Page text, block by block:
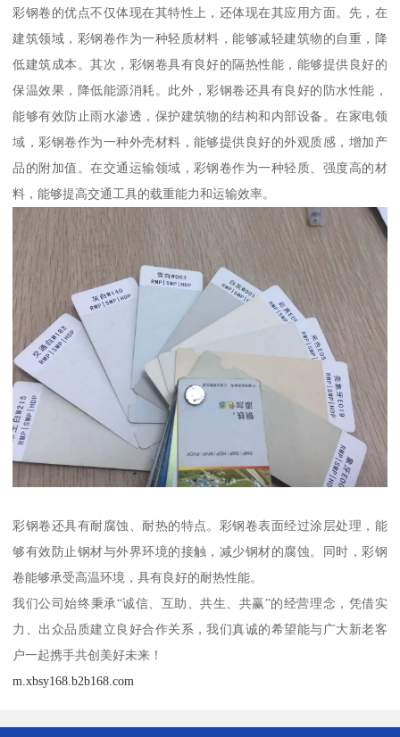
彩钢卷的优点不仅体现在其特性上，还体现在其应用方面。先，在
建筑领域，彩钢卷作为一种轻质材料，能够减轻建筑物的自重，降
低建筑成本。其次，彩钢卷具有良好的隔热性能，能够提供良好的
保温效果，降低能源消耗。此外，彩钢卷还具有良好的防水性能，
能够有效防止雨水渗透，保护建筑物的结构和内部设备。在家电领
域，彩钢卷作为一种外壳材料，能够提供良好的外观质感，增加产
品的附加值。在交通运输领域，彩钢卷作为一种轻质、强度高的材
料，能够提高交通工具的载重能力和运输效率。
彩钢卷还具有耐腐蚀、耐热的特点。彩钢卷表面经过涂层处理，能
够有效防止钢材与外界环境的接触，减少钢材的腐蚀。同时，彩钢
卷能够承受高温环境，具有良好的耐热性能。
我们公司始终秉承“诚信、互助、共生、共赢”的经营理念，凭借实
力、出众品质建立良好合作关系，我们真诚的希望能与广大新老客
户一起携手共创美好未来！
m.xbsy168.b2b168.com